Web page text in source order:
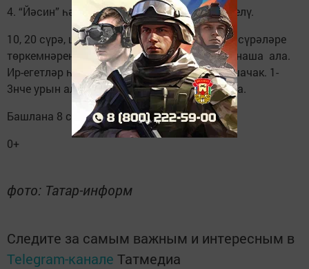
4. “Йәсин” һәм “Тәбәрак” сүрәләрен яттан белү.
10, 20 сүрә, шулай ук “Йәсин” һәм “Тәбәрак” сүрәләре
төркемнәрендә олылар да, балалар да катнаша ала.
Ир-егетләр һәм хатын-кызлар аерым ярышачак. 1-
3нче урын алучыларга бүләкләр тапшырыла.
Башлана 8 сәгать 30 минутта.
0+
фото: Татар-информ
Следите за самым важным и интересным в
Telegram-канале Татмедиа